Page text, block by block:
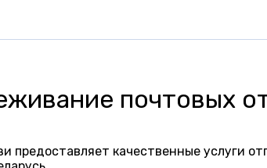
почтовых
предоставляет качественные услуги